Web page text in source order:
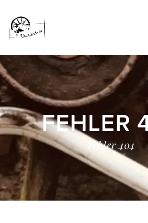
FEHLER
Fehler 404